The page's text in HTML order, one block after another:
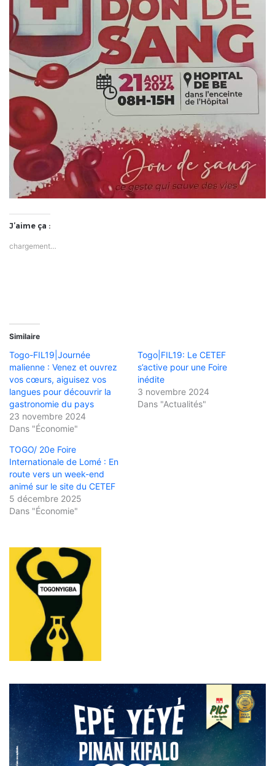
J’aime ça :
chargement…
Similaire
Togo-FIL19|Journée
malienne : Venez et ouvrez
vos cœurs, aiguisez vos
langues pour découvrir la
gastronomie du pays
23 novembre 2024
Dans "Économie"
Togo|FIL19: Le CETEF
s’active pour une Foire
inédite
3 novembre 2024
Dans "Actualités"
TOGO/ 20e Foire
Internationale de Lomé : En
route vers un week-end
animé sur le site du CETEF
5 décembre 2025
Dans "Économie"